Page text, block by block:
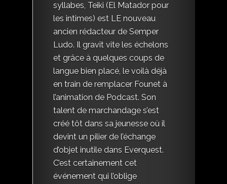
syllabes, Teiki (El Matador pour
les intimes) est LE nouveau
ancien rédacteur de Semper
Ludo. Il gravit vite les échelons
et grâce à quelques coups de
langue bien placé, le voilà déjà
en train de remplacer Founet à
l’animation de Podcast. Son
talent de marchandage s’est
créé tôt dans sa jeunesse où il
devint un pilier de l’échange
d’objet inutile dans Everquest.
C’est certainement cet
événement qui l’oblige